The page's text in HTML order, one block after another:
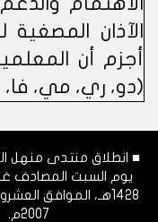
الآذان المصغية
أجزم أن
(دو، ري، مي،
■ انطلاق منتدى منهل
يوم السبت المصادف
1428هـ، الموافق
2007م.